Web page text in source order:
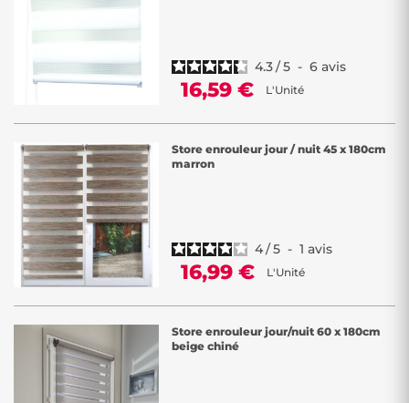
4.3/5 - 6 avis
16,59 € L'Unité
Store enrouleur jour / nuit 45 x 180cm
marron
4/5 - 1 avis
16,99 € L'Unité
Store enrouleur jour/nuit 60 x 180cm
beige chiné